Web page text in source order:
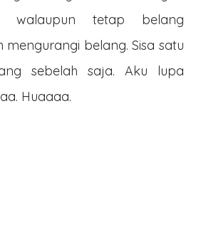
walaupun tetap belang
mengurangi belang. Sisa satu
sebelah saja. Aku lupa
Huaaaa.